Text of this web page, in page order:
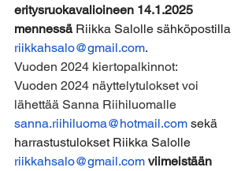
eritysruokavalioineen 14.1.2025
mennessä Riikka Salolle sähköpostilla
riikkahsalo@gmail.com.
Vuoden 2024 kiertopalkinnot:
Vuoden 2024 näyttelytulokset voi
lähettää Sanna Riihiluomalle
sanna.riihiluoma@hotmail.com sekä
harrastustulokset Riikka Salolle
riikkahsalo@gmail.com viimeistään